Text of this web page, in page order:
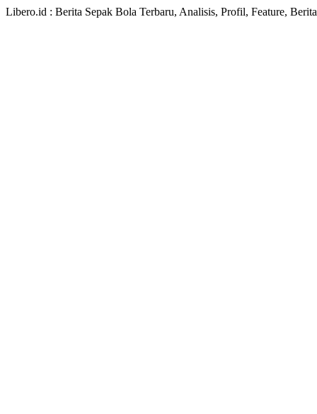
Libero.id : Berita Sepak Bola Terbaru, Analisis, Profil, Feature,